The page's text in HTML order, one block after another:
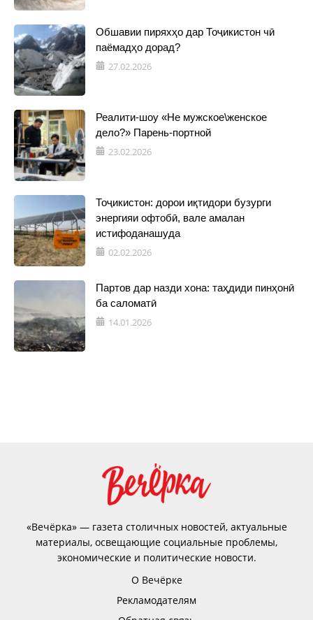
Обшавии пиряхҳо дар Тоҷикистон чӣ
паёмадҳо дорад?
27.02.2026
Реалити-шоу «Не мужское\женское
дело?» Парень-портной
23.02.2026
Тоҷикистон: дорои иқтидори бузурги
энергияи офтобӣ, вале амалан
истифоданашуда
02.02.2026
Партов дар назди хона: таҳдиди пинҳонӣ
ба саломатӣ
14.01.2026
«Вечёрка» — газета столичных новостей, актуальные
материалы, освещающие социальные проблемы,
экономические и политические новости.
О Вечёрке
Рекламодателям